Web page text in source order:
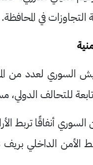
في المحافظة.
السوري لعدد من
للتحالف الدولي،
أنفاقًا تربط
الأمن الداخلي